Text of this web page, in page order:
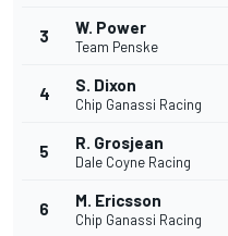
3 W. Power
Team Penske
4 S. Dixon
Chip Ganassi Racing
5 R. Grosjean
Dale Coyne Racing
6 M. Ericsson
Chip Ganassi Racing